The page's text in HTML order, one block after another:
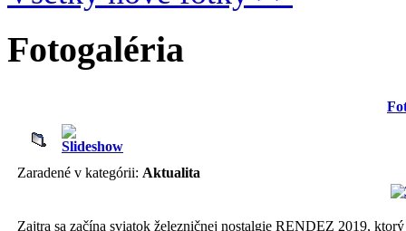
Fotogaléria
Zaradené v kategórii: Aktualita
Zajtra sa začína sviatok železničnej nostalgie RENDEZ 2019,